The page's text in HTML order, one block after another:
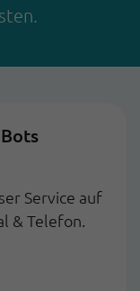
Service auf
& Telefon.